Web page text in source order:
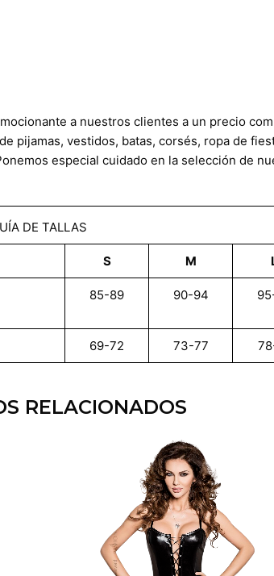
a nuestros clientes a un precio
pijamas, vestidos, batas, corsés, ropa de
especial cuidado en la selección de
DE TALLAS
S M
85-89 90-94
69-72 73-77
RELACIONADOS